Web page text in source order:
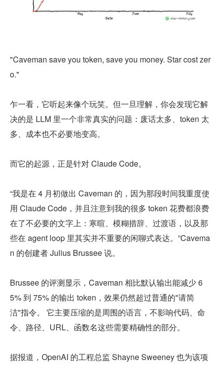
"Caveman save you token, save you money. Star cost zer
o."
乍一看，它听起来像个玩笑。但一旦理解，你会发现它解
决的是 LLM 里一个非常真实的问题：废话太多、token 太
多、成本也不必要地变高。
而它的起源，正是针对 Claude Code。
“我是在 4 月初做出 Caveman 的，因为那段时间我重度使
用 Claude Code，并且注意到我的很多 token 花费都浪费
在了不必要的文字上：寒暄、模糊措辞、过渡语，以及那
些在 agent loop 里其实并不重要的闲聊式表达。”Cavema
n 的创建者 Julius Brussee 说。
Brussee 的评测显示，Caveman 相比默认输出能减少 6
5% 到 75% 的输出 token，效果仍然超过普通的"请简
洁"指令。 它主要压缩的是周围的语言，不影响代码、命
令、路径、URL、函数名这些需要精确性的部分。
据报道，OpenAI 的工程总监 Shayne Sweeney 也为该项